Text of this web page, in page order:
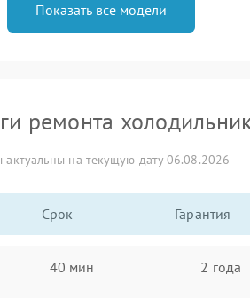
Показать все модели
ремонта
актуальны на текущую дату 06.08.2026
Срок Гарантия
40 мин 2 года